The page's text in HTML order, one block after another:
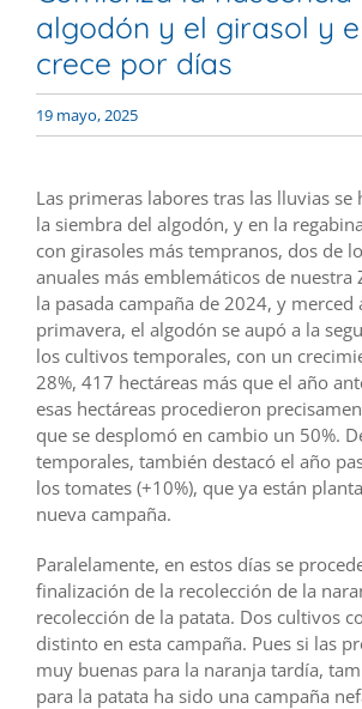
algodón y el girasol y
crece por días
19 mayo, 2025
Las primeras labores tras las lluvias se
la siembra del algodón, y en la
con girasoles más tempranos, dos de
anuales más emblemáticos de nuestra
la pasada campaña de 2024, y merced
primavera, el algodón se aupó a la
los cultivos temporales, con un
28%, 417 hectáreas más que el año
esas hectáreas procedieron
que se desplomó en cambio un 50%.
temporales, también destacó el año
los tomates (+10%), que ya están
nueva campaña.
Paralelamente, en estos días se
finalización de la recolección de la
recolección de la patata. Dos cultivos
distinto en esta campaña. Pues si las
muy buenas para la naranja tardía,
para la patata ha sido una campaña